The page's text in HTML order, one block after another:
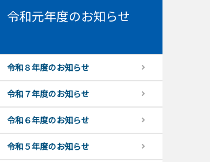
令和元年度のお知らせ
令和８年度のお知らせ
令和７年度のお知らせ
令和６年度のお知らせ
令和５年度のお知らせ